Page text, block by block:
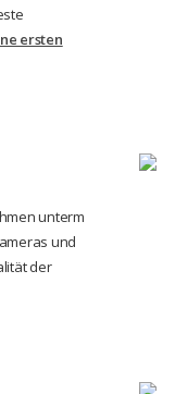
ersten
unterm
und
der